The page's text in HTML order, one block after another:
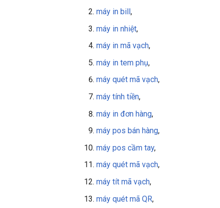
máy in bill,
máy in nhiệt,
máy in mã vạch,
máy in tem phụ,
máy quét mã vạch,
máy tính tiền,
máy in đơn hàng,
máy pos bán hàng,
máy pos cầm tay,
máy quét mã vạch,
máy tít mã vạch,
máy quét mã QR,